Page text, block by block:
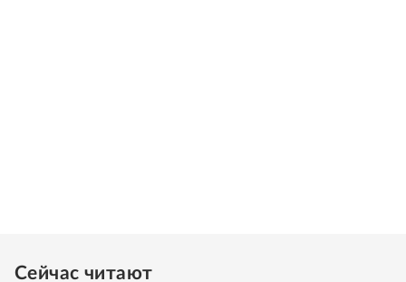
Сейчас читают